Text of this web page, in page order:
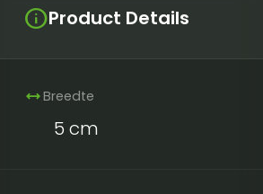
infoProduct Details
widthBreedte
5 cm